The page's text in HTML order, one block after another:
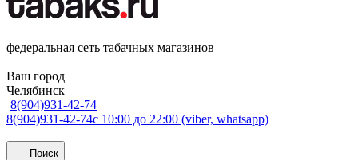
федеральная сеть табачных магазинов
Ваш город
Челябинск
8(904)931-42-74
8(904)931-42-74с 10:00 до 22:00 (viber, whatsapp)
Поиск